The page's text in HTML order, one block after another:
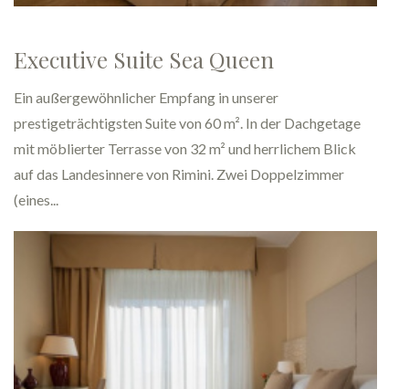
Executive Zimmer mit Blick
am Mee…